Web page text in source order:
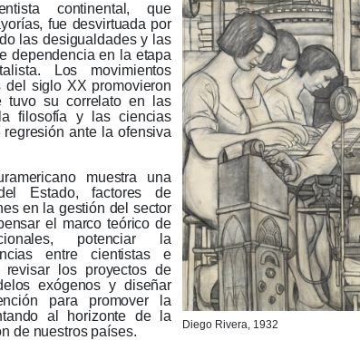
continental, que
fue desvirtuada por
las desigualdades y las
dependencia en la etapa
Los movimientos
del siglo XX promovieron
tuvo su correlato en las
filosofía y las ciencias
ante la ofensiva
muestra una
Estado, factores de
en la gestión del sector
el marco teórico de
potenciar la
entre cientistas e
los proyectos de
exógenos y diseñar
para promover la
al horizonte de la
de nuestros países.
Diego Rivera, 1932